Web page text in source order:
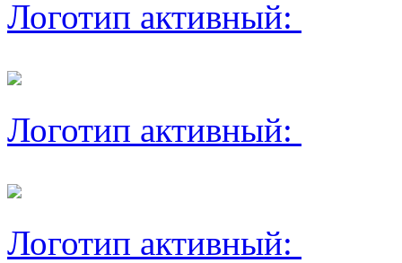
Логотип активный:
Логотип активный:
Логотип активный: